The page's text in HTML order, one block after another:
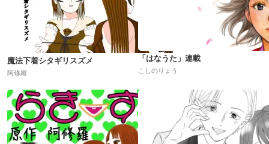
魔法下着シタギリスズメ
阿修羅
「はなうた」連載
こしのりょう